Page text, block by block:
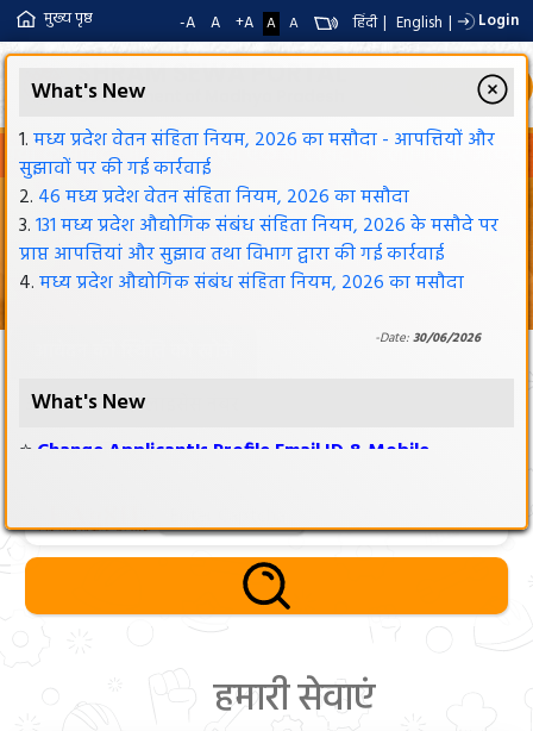
मुख्य पृष्ठ -A A +A A A हिंदी | English | Login
Citizen Login
What's New
1.मध्य प्रदेश वेतन संहिता नियम, 2026 का मसौदा - आपत्तियों और
सुझावों पर की गई कार्रवाई
2. 46 मध्य प्रदेश वेतन संहिता नियम, 2026 का मसौदा
3.131 मध्य प्रदेश औद्योगिक संबंध संहिता नियम, 2026 के मसौदे पर
प्राप्त आपत्तियां और सुझाव तथा विभाग द्वारा की गई कार्रवाई
4.मध्य प्रदेश औद्योगिक संबंध संहिता नियम, 2026 का मसौदा
-Date:30/06/2026
What's New
⭐ Change Applicant's Profile Email ID & Mobile
-Date:19/06/2026
EXPRESSION OF INTEREST FOR EMPANELMENT OF
SECONDARY CARE SERVICES
भरे जाने के पूर्व एक बार सिटीजन लॉगिन पर जाकर प्रोफाइल
मध्यप्रदेश श्रम कल्याण मंडल
श्रमायुक्त संगठन मध्य प्रदेश औद्योगिक संबंध अधिनियम, 1960, की धारा 3 और 6 में प्रावधान है कि राज्य शासन प्रदेश के
लिये एक श्रमायुक्त नियुक्त करेगा तथा उनकी सहायता के लिए आवश्यक संख्या में अपर श्रमायुक्त, उप श्रमायुक्त,
सहायक श्रमायुक्त, श्रम पदाधिकारी, आदि |
आवेदन संख्या / लाइसेंस नंबर
हमारी सेवाएं